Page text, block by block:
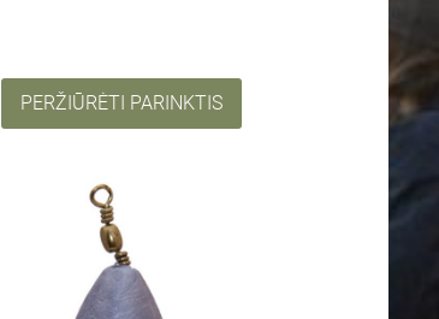
PERŽIŪRĖTI PARINKTIS